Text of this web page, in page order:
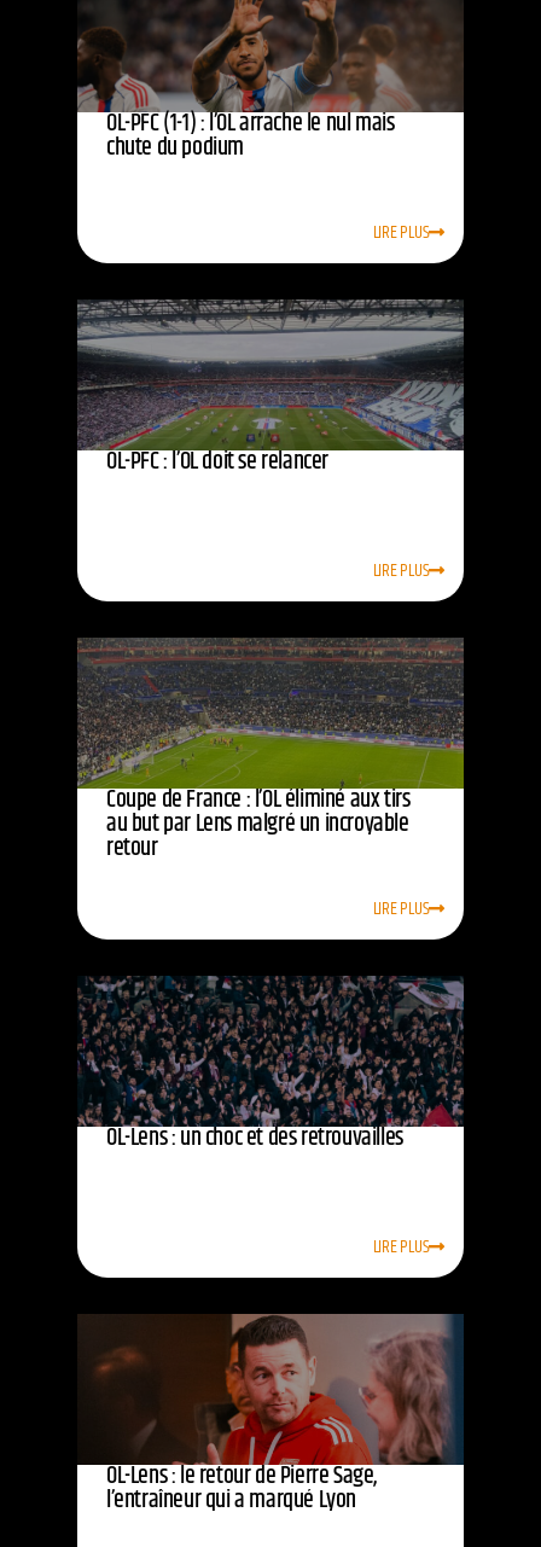
OL-PFC (1-1) : l’OL arrache le nul mais
chute du podium
LIRE PLUS
OL-PFC : l’OL doit se relancer
LIRE PLUS
Coupe de France : l’OL éliminé aux tirs
au but par Lens malgré un incroyable
retour
LIRE PLUS
OL-Lens : un choc et des retrouvailles
LIRE PLUS
OL-Lens : le retour de Pierre Sage,
l’entraîneur qui a marqué Lyon